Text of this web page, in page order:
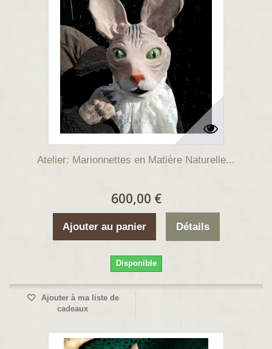
Atelier: Marionnettes en Matière Naturelle...
600,00 €
Ajouter au panier Détails
Disponible
Ajouter à ma liste de
cadeaux